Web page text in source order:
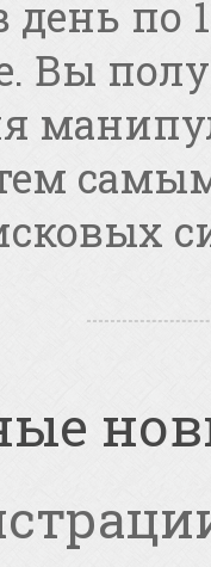
день по
Вы